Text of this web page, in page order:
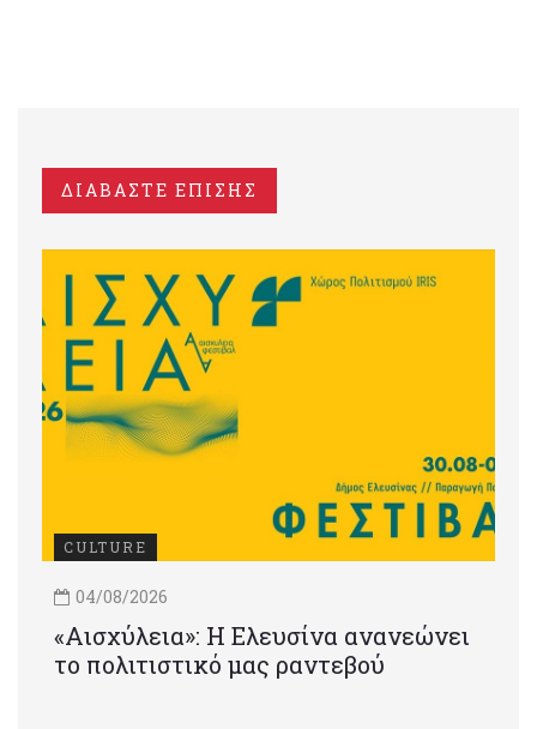
ΔΙΑΒΑΣΤΕ ΕΠΙΣΗΣ
CULTURE
04/08/2026
«Αισχύλεια»: Η Ελευσίνα ανανεώνει
το πολιτιστικό μας ραντεβού